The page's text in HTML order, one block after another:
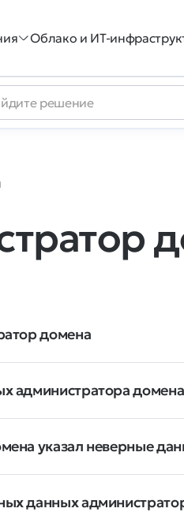
Облако и ИТ-
домена
администратора
указал неверные
данных